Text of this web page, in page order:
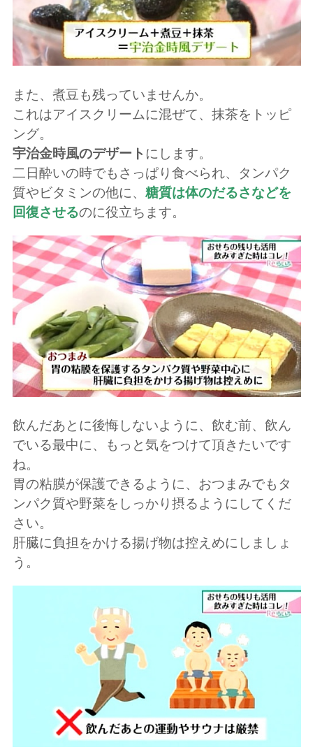
また、煮豆も残っていませんか。
これはアイスクリームに混ぜて、抹茶をトッピ
ング。
宇治金時風のデザート にします。
二日酔いの時でもさっぱり食べられ、タンパク
質やビタミンの他に、 糖質は体のだるさなどを
回復させるのに役立ちます。
飲んだあとに後悔しないように、飲む前、飲ん
でいる最中に、もっと気をつけて頂きたいです
ね。
胃の粘膜が保護できるように、おつまみでもタ
ンパク質や野菜をしっかり摂るようにしてくだ
さい。
肝臓に負担をかける揚げ物は控えめにしましょ
う。